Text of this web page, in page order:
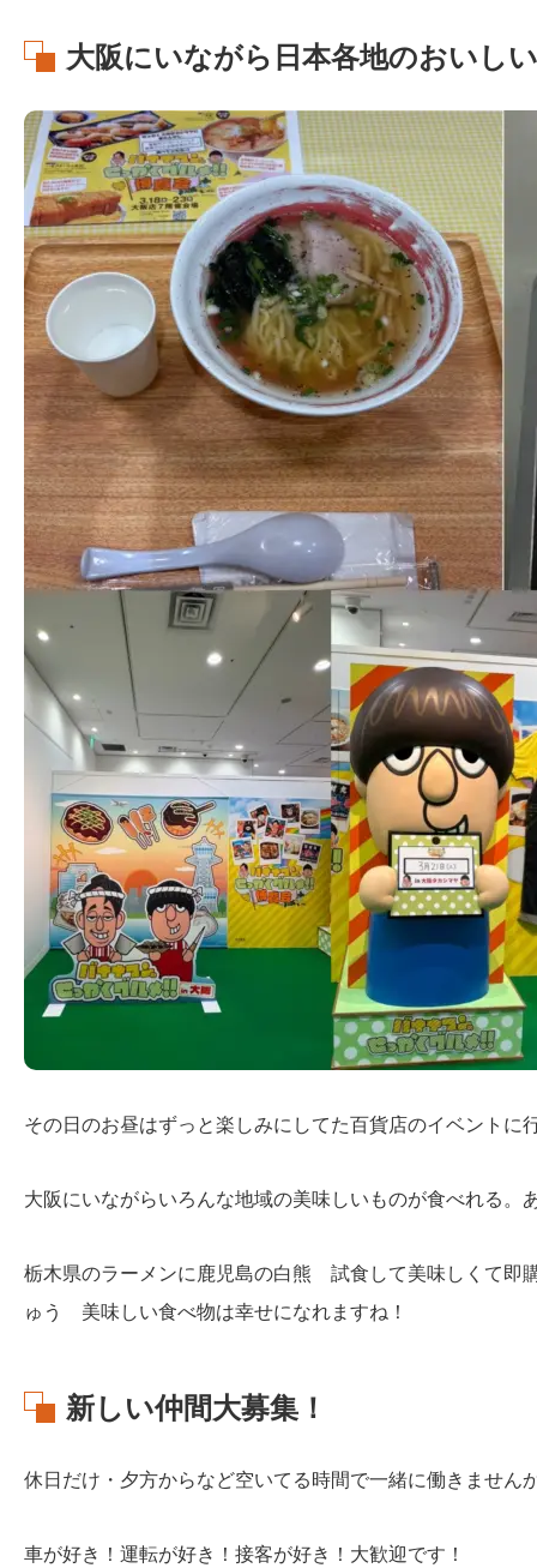
大阪にいながら日本各地のおいし
その日のお昼はずっと楽しみにしてた百貨店のイベントに
大阪にいながらいろんな地域の美味しいものが食べれる。
栃木県のラーメンに鹿児島の白熊 試食して美味しくて
ゅう 美味しい食べ物は幸せになれますね！
新しい仲間大募集！
休日だけ・夕方からなど空いてる時間で一緒に働きません
車が好き！運転が好き！接客が好き！大歓迎です！